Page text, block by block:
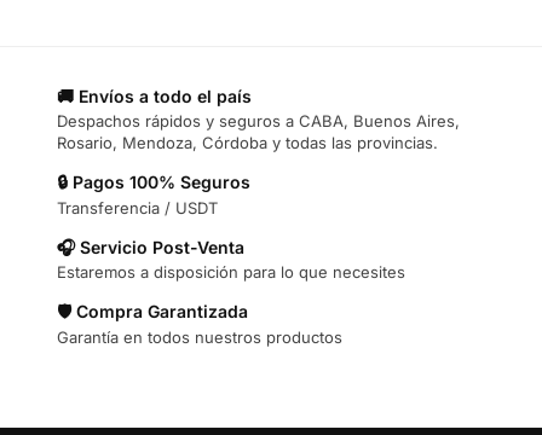
🚚 Envíos a todo el país
Despachos rápidos y seguros a CABA, Buenos Aires,
Rosario, Mendoza, Córdoba y todas las provincias.
🔒 Pagos 100% Seguros
Transferencia / USDT
🎧 Servicio Post-Venta
Estaremos a disposición para lo que necesites
🛡️ Compra Garantizada
Garantía en todos nuestros productos